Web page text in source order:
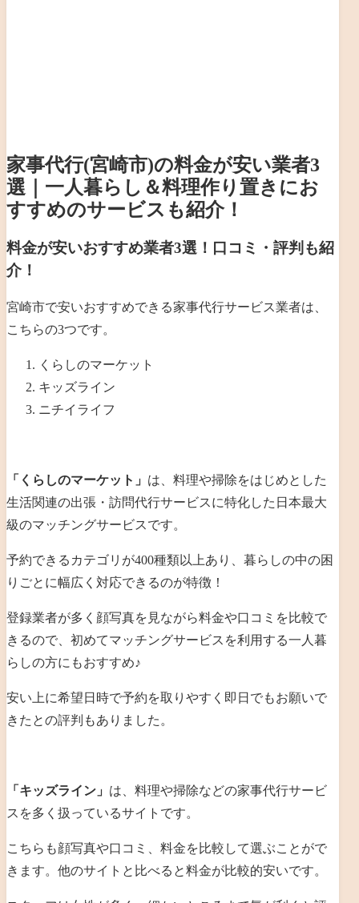
家事代行(宮崎市)の料金が安い業者3
選｜一人暮らし＆料理作り置きにお
すすめのサービスも紹介！
料金が安いおすすめ業者3選！口コミ・評判も紹
介！
宮崎市で安いおすすめできる家事代行サービス業者は、
こちらの3つです。
くらしのマーケット
キッズライン
ニチイライフ
「くらしのマーケット」 は、 料理や掃除をはじめとした
生活関連の出張・訪問代行サービスに特化した日本最大
級のマッチングサービスです。
予約できるカテゴリが400種類以上あり、暮らしの中の困
りごとに幅広く対応できるのが特徴！
登録業者が多く顔写真を見ながら料金や口コミを比較で
きるので、 初めてマッチングサービスを利用する一人暮
らしの方にもおすすめ♪
安い上に希望日時で予約を取りやすく即日でもお願いで
きたとの評判もありました。
「キッズライン」 は、 料理や掃除などの家事代行サービ
スを多く扱っているサイトです。
こちらも顔写真や口コミ、料金を比較して選ぶことがで
きます。他のサイトと比べると料金が比較的安いです。